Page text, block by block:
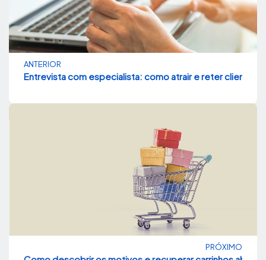
ANTERIOR
Entrevista com especialista: como atrair e reter clientes
PRÓXIMO